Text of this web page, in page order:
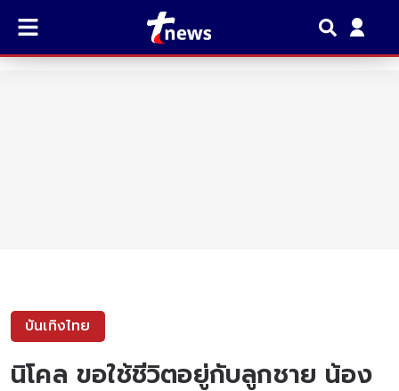
บันเทิงไทย
นิโคล ขอใช้ชีวิตอยู่กับลูกชาย น้อง